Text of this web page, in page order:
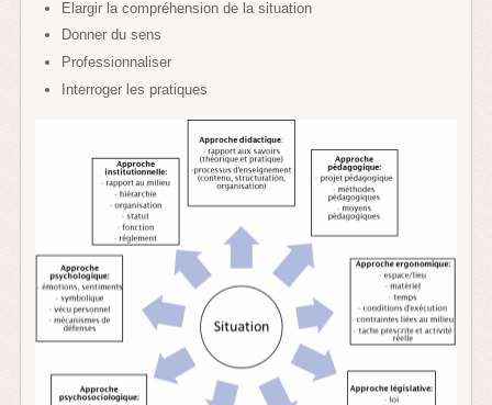
Elargir la compréhension de la situation
Donner du sens
Professionnaliser
Interroger les pratiques